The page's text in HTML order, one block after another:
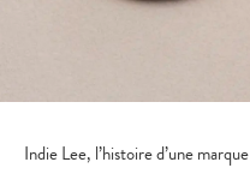
Indie Lee, l’histoire d’une